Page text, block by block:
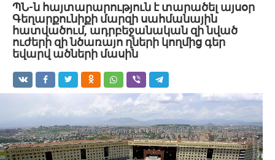
ՊՆ-ն հայտարարություն է տարածել այսօր
Գեղարքունիքի մարզի սահմանային
հատվածում, ադրբեջանական զի նված
ուժերի զի նծառայո ղների կողմից գեր
եվարվ ածների մասին